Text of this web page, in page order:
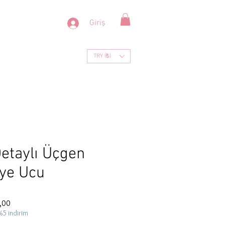
Giriş
TRY (₺)
Üçgen
Ucu
Fiyat
indirim